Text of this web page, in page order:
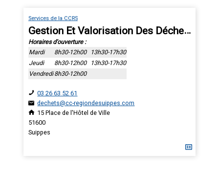
Services de la CCRS
Gestion Et Valorisation Des Déchets
Horaires d'ouverture :
Mardi
8h30-12h00
13h30-17h30
Jeudi
8h30-12h00
13h30-17h30
Vendredi8h30-12h00
03 26 63 52 61
dechets@cc-regiondesuippes.com
15 Place de l'Hôtel de Ville
51600
Suippes